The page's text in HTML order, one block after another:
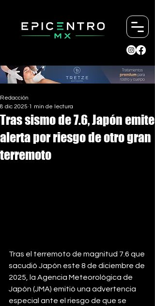
Tras sismo de 7.6, Japón emite
alerta por riesgo de otro gran
terremoto
Redacción
8 dic 2025 1 min de lectura
Tras el terremoto de magnitud 7.6 que
sacudió Japón este 8 de diciembre de
2025, la Agencia Meteorológica de
Japón (JMA) emitió una advertencia
especial ante el riesgo de que se